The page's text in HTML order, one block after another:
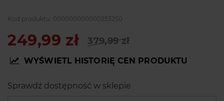
Kod produktu: 000000000000253250
249,99 zł 379,99 zł
WYŚWIETL HISTORIĘ CEN PRODUKTU
Sprawdź dostępność w sklepie